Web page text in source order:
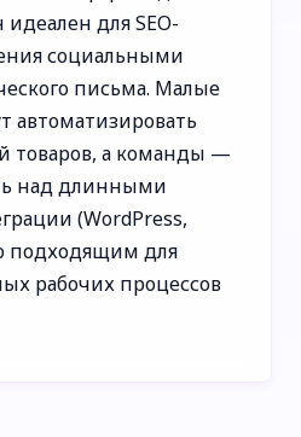
для SEO-
социальными
письма. Малые
автоматизировать
товаров, а команды —
над длинными
(WordPress,
подходящим для
рабочих процессов